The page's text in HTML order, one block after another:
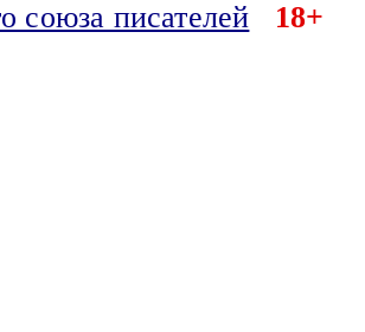
союза писателей 18+